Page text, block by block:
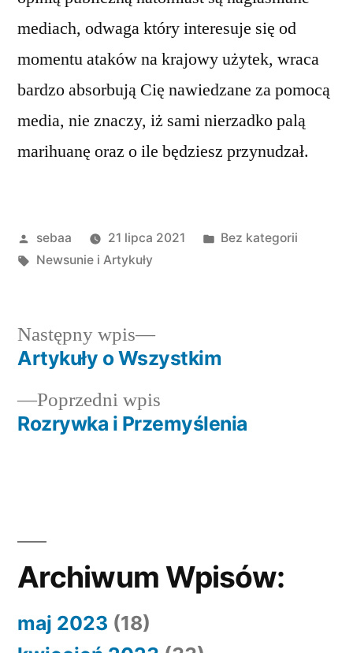
mediach, odwaga który interesuje się od
momentu ataków na krajowy użytek, wraca
bardzo absorbują Cię nawiedzane za pomocą
media, nie znaczy, iż sami nierzadko palą
marihuanę oraz o ile będziesz przynudzał.
Posted
by
sebaa 21 lipca 2021
Posted
Bez kategorii
Tagi:
Newsunie i Artykuły
Nawigacja
wpisu
Poprzedni wpis
wpis:
Rozrywka i Przemyślenia
Następny wpis
Następny
wpis:
Artykuły o Wszystkim
Archiwum Wpisów:
maj 2023 (18)